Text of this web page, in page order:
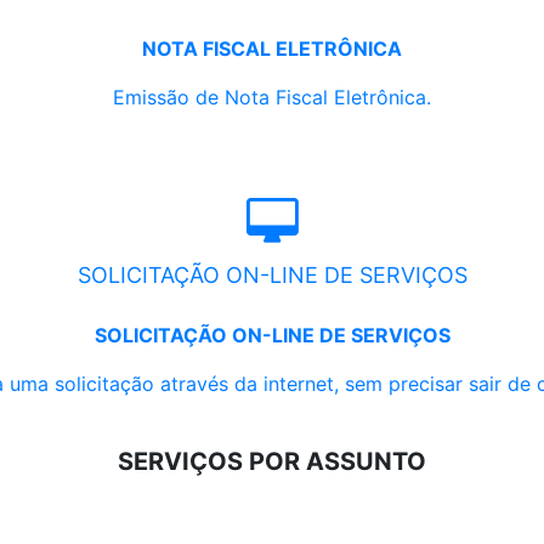
NOTA FISCAL ELETRÔNICA
Emissão de Nota Fiscal Eletrônica.
SOLICITAÇÃO ON-LINE DE SERVIÇOS
SOLICITAÇÃO ON-LINE DE SERVIÇOS
uma solicitação através da internet, sem precisar sair de
SERVIÇOS POR ASSUNTO